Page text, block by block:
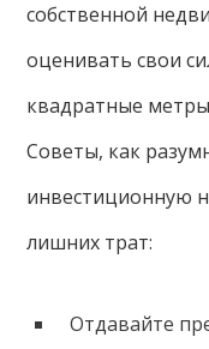
собственной
оценивать свои
квадратные
Советы, как
инвестиционную
лишних трат:
Отдавайте